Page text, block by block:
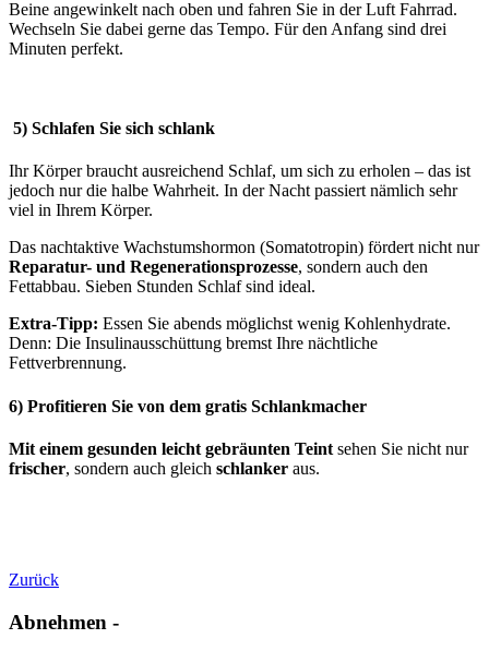
Beine angewinkelt nach oben und fahren Sie in der Luft Fahrrad.
Wechseln Sie dabei gerne das Tempo. Für den Anfang sind drei
Minuten perfekt.
5) Schlafen Sie sich schlank
Ihr Körper braucht ausreichend Schlaf, um sich zu erholen – das ist
jedoch nur die halbe Wahrheit. In der Nacht passiert nämlich sehr
viel in Ihrem Körper.
Das nachtaktive Wachstumshormon (Somatotropin) fördert nicht nur
Reparatur- und Regenerationsprozesse, sondern auch den
Fettabbau. Sieben Stunden Schlaf sind ideal.
Extra-Tipp: Essen Sie abends möglichst wenig Kohlenhydrate.
Denn: Die Insulinausschüttung bremst Ihre nächtliche
Fettverbrennung.
6) Profitieren Sie von dem gratis Schlankmacher
Mit einem gesunden leicht gebräunten Teint sehen Sie nicht nur
frischer, sondern auch gleich schlanker aus.
Zurück
Abnehmen -